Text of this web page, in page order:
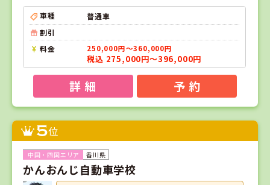
車種
普通車
割引
料金
250,000円～360,000円
税込 275,000円～396,000円
詳 細 予 約
5位
香川県
かんおんじ自動車学校